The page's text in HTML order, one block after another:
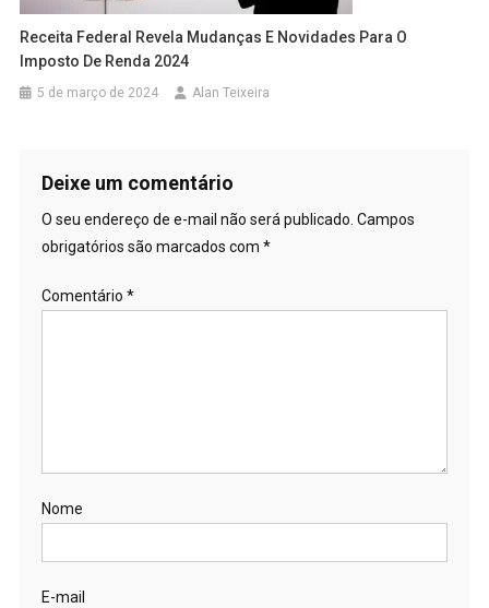
Receita Federal Revela Mudanças E Novidades Para O
Imposto De Renda 2024
5 de março de 2024 Alan Teixeira
Deixe um comentário
O seu endereço de e-mail não será publicado. Campos
obrigatórios são marcados com *
Comentário *
Nome
E-mail